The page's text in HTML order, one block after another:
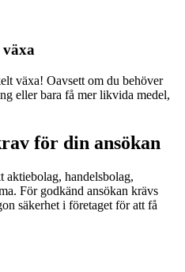
växa! Oavsett om du behöver
eller bara få mer likvida medel,
för din ansökan
aktiebolag, handelsbolag,
För godkänd ansökan krävs
säkerhet i företaget för att få